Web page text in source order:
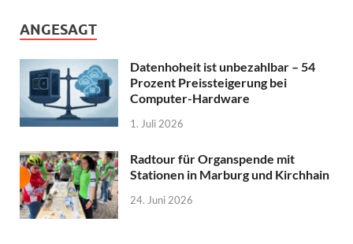
ANGESAGT
Datenhoheit ist unbezahlbar – 54
Prozent Preissteigerung bei
Computer-Hardware
1. Juli 2026
Radtour für Organspende mit
Stationen in Marburg und Kirchhain
24. Juni 2026